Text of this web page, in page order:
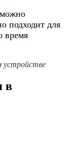
можно
подходит для
время
устройстве
в